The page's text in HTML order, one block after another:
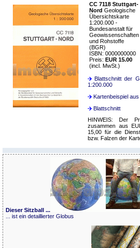
CC 7118 Stuttgart-
Nord Geologische
Übersichtskarte
1:200.000 -
Bundesanstalt für
Geowissenschaften
und Rohstoffe
(BGR)
ISBN: 0000000000
Preis: EUR 15.00
(incl. MwSt.)
Blattschnitt der
1:200.000
Kartenbeispiel
Blattschnitt
HINWEIS: Der
zusammen aus
15,00 für die
bzw. Falzen der
Dieser Sitzball ...
... ist ein detaillierter Globus